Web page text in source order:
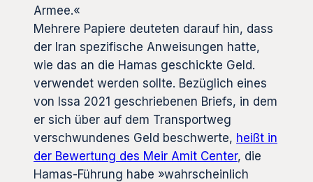
Armee.«
Mehrere Papiere deuteten darauf hin, dass
der Iran spezifische Anweisungen hatte,
wie das an die Hamas geschickte Geld.
verwendet werden sollte. Bezüglich eines
von Issa 2021 geschriebenen Briefs, in dem
er sich über auf dem Transportweg
verschwundenes Geld beschwerte, heißt in
der Bewertung des Meir Amit Center, die
Hamas-Führung habe »wahrscheinlich